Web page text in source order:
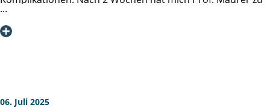
Hause persönlich angerufen und über die Laborwerte
ausführlich informiert.
es noch in keiner anderen Klinik erlebt.
06. Juli 2025